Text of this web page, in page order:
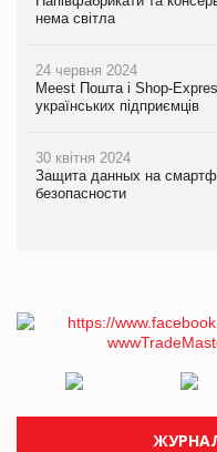
нема світла
24 червня 2024
Meest Пошта і Shop-
українських підприємців
30 квітня 2024
Защита данных на
безопасности
ЖУРНАЛ